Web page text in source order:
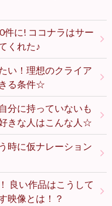
件に! ココナラはサー
くれた♪
い！理想のクライア
る条件☆
分に持っていないも
きな人はこんな人☆
時に仮ナレーション
良い作品はこうして
像とは！？